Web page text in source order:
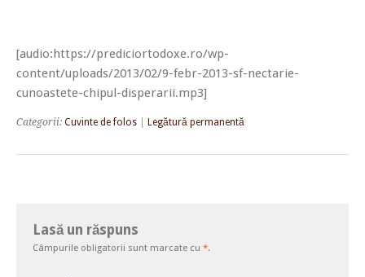
[audio:https://prediciortodoxe.ro/wp-
content/uploads/2013/02/9-febr-2013-sf-nectarie-
cunoastete-chipul-disperarii.mp3]
Categorii: Cuvinte de folos Legătură permanentă
Lasă un răspuns
Câmpurile obligatorii sunt marcate cu *.